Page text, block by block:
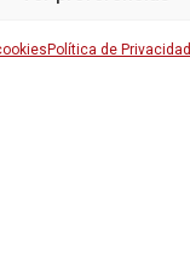
Política de Privacidad